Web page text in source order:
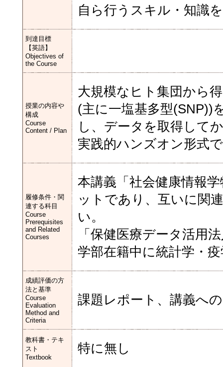
自ら行うスキル・知識
到達目標
【英語】
Objectives of
the Course
授業の内容や
構成
Course
Content / Plan
大規模なヒト集団から
(主に一塩基多型(SNP))
し、データを取得して
実践的ハンズオン形式
履修条件・関
連する科目
Course
Prerequisites
and Related
Courses
本講義「社会健康情報
ットであり、互いに関
い。
「保健医療データ活用
学部在籍中に統計学・
成績評価の方
法と基準
Course
Evaluation
Method and
Criteria
課題レポート、講義へ
教科書・テキ
スト
Textbook
特に無し